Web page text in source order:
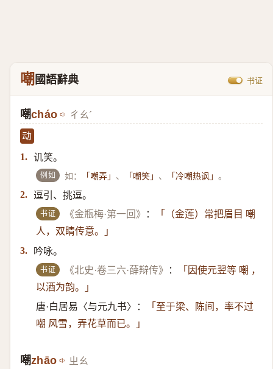
嘲國語辭典 书证
嘲cháo ㄔㄠˊ
动
1. 讥笑。
例如 如： 「嘲弄」 、 「嘲笑」 、 「冷嘲热讽」。
2. 逗引、挑逗。
书证 《金瓶梅·第一回》 ：
「（金莲）​常把眉目 嘲
人，双睛传意。」
3.
吟咏。
书证 《北史·卷三六·薛辩传》 ：
「因使元翌等 嘲 ，
以酒为韵。」
唐·白居易〈与元九书〉：
「至于梁、陈间，率不过
嘲 风雪，弄花草而已。」
嘲zhāo ㄓㄠ